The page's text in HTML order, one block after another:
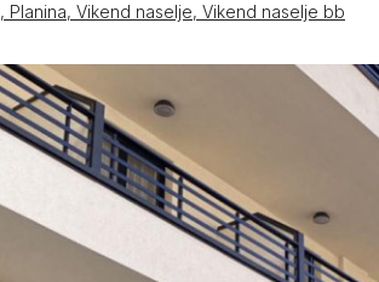
Beograd Novi
Srebrno jezero Tara
Prolom Banja
Užice
Planina, Vikend naselje, Vikend naselje bb